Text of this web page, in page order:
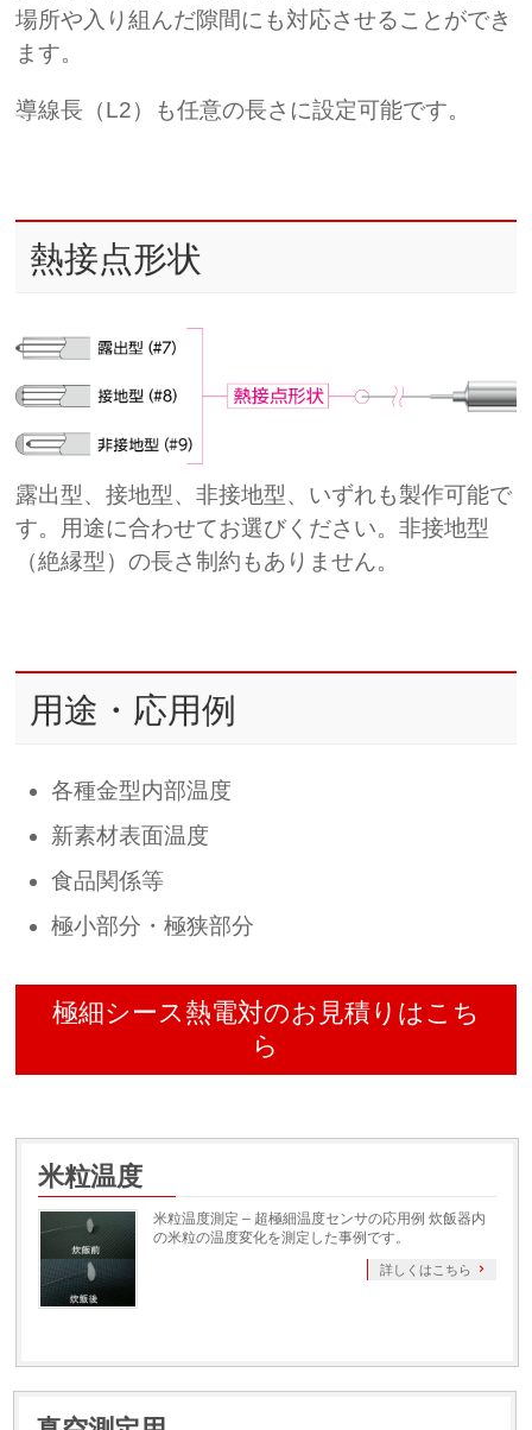
場所や入り組んだ隙間にも対応させることができ
ます。
導線長（L2）も任意の長さに設定可能です。
熱接点形状
露出型、接地型、非接地型、いずれも製作可能で
す。用途に合わせてお選びください。非接地型
（絶縁型）の長さ制約もありません。
用途・応用例
各種金型内部温度
新素材表面温度
食品関係等
極小部分・極狭部分
極細シース熱電対のお見積りはこち
ら
米粒温度
米粒温度測定 – 超極細温度センサの応用例 炊飯器内
の米粒の温度変化を測定した事例です。
詳しくはこちら